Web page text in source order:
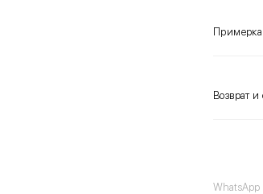
Возврат и
WhatsApp